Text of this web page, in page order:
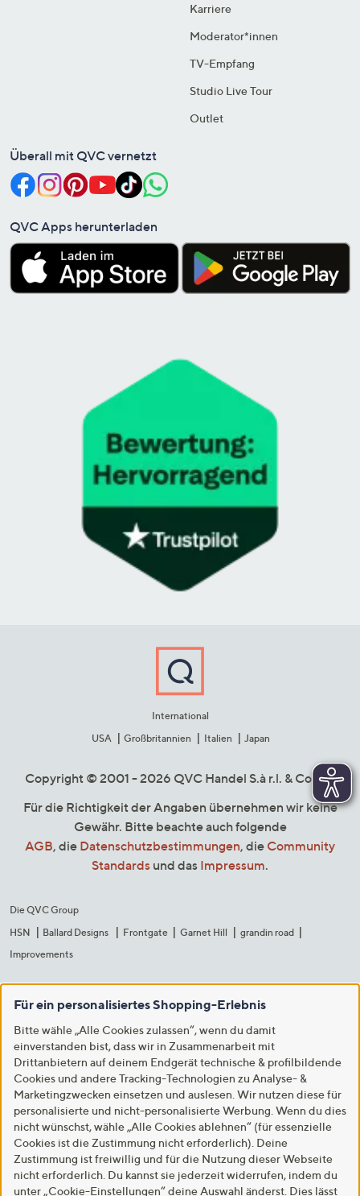
Karriere
Moderator*innen
TV-Empfang
Studio Live Tour
Outlet
Überall mit QVC vernetzt
QVC Apps herunterladen
International
USA
Großbritannien Italien Japan
Copyright © 2001 - 2026 QVC Handel S.à r.l. & Co. KG
Für die Richtigkeit der Angaben übernehmen wir keine
Gewähr. Bitte beachte auch folgende
AGB, die Datenschutzbestimmungen, die Community
Standards und das Impressum.
Die QVC Group
HSN
Ballard Designs Frontgate Garnet Hill
grandin road
Improvements
Für ein personalisiertes Shopping-Erlebnis
Bitte wähle „Alle Cookies zulassen“, wenn du damit
einverstanden bist, dass wir in Zusammenarbeit mit
Drittanbietern auf deinem Endgerät technische & profilbildende
Cookies und andere Tracking-Technologien zu Analyse- &
Marketingzwecken einsetzen und auslesen. Wir nutzen diese für
personalisierte und nicht-personalisierte Werbung. Wenn du dies
nicht wünschst, wähle „Alle Cookies ablehnen“ (für essenzielle
Cookies ist die Zustimmung nicht erforderlich). Deine
Zustimmung ist freiwillig und für die Nutzung dieser Webseite
nicht erforderlich. Du kannst sie jederzeit widerrufen, indem du
unter „Cookie-Einstellungen“ deine Auswahl änderst. Dies lässt